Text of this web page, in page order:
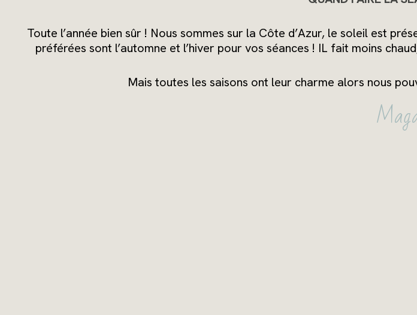
Toute l’année bien sûr ! Nous sommes sur la Côte d’Azur, le soleil est
préférées sont l’automne et l’hiver pour vos séances ! IL fait moins
Mais toutes les saisons ont leur charme alors nous